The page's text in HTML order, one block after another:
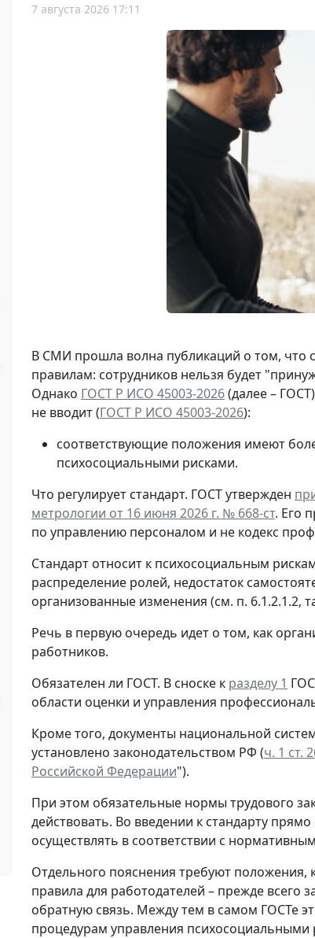
7 августа 2026 17:11
В СМИ прошла волна публикаций о том, что
правилам: сотрудников нельзя будет
Однако ГОСТ Р ИСО 45003-2026(далее –
не вводит (ГОСТ Р ИСО 45003-2026):
соответствующие положения имеют
психосоциальными рисками.
Что регулирует стандарт. ГОСТ утвержден
метрологии от 16 июня 2026 г. № 668-ст. Его
по управлению персоналом и не кодекс
Стандарт относит к психосоциальным
распределение ролей, недостаток
организованные изменения (см. п. 6.1.2.1.2,
Речь в первую очередь идет о том, как
работников.
Обязателен ли ГОСТ. В сноске к разделу 1
области оценки и управления
Кроме того, документы национальной
установлено законодательством РФ (ч. 1 ст.
Российской Федерации").
При этом обязательные нормы трудового
действовать. Во введении к стандарту
осуществлять в соответствии с
Отдельного пояснения требуют положения,
правила для работодателей – прежде всего
обратную связь. Между тем в самом ГОСТе
процедурам управления психосоциальными